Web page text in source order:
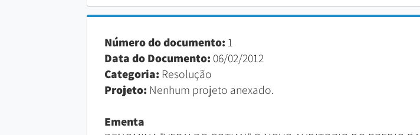
Número do documento: 1
Data do Documento: 06/02/2012
Categoria: Resolução
Projeto: Nenhum projeto anexado.
Ementa